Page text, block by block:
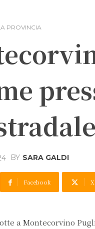
PROVINCIA
BY SARA GALDI
Facebook X
a Montecorvino